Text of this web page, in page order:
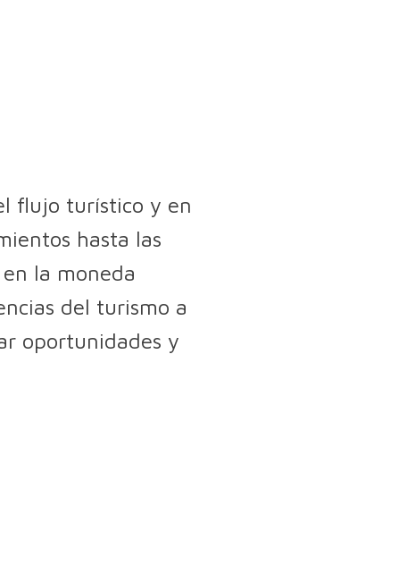
flujo turístico y en
hasta las
la moneda
del turismo a
oportunidades y